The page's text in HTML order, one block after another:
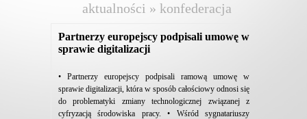
aktualności » konfederacja
Partnerzy europejscy podpisali umowę w
sprawie digitalizacji
• Partnerzy europejscy podpisali ramową umowę w
sprawie digitalizacji, która w sposób całościowy odnosi się
do problematyki zmiany technologicznej związanej z
cyfryzacją środowiska pracy. • Wśród sygnatariuszy